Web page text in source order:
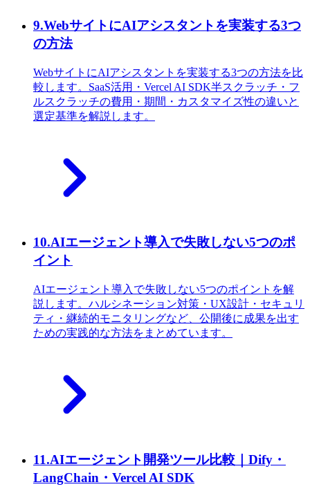
9.WebサイトにAIアシスタントを実装する3つ
の方法
WebサイトにAIアシスタントを実装する3つの方法を比
較します。SaaS活用・Vercel AI SDK半スクラッチ・フ
ルスクラッチの費用・期間・カスタマイズ性の違いと
選定基準を解説します。
10.AIエージェント導入で失敗しない5つのポ
イント
AIエージェント導入で失敗しない5つのポイントを解
説します。ハルシネーション対策・UX設計・セキュリ
ティ・継続的モニタリングなど、公開後に成果を出す
ための実践的な方法をまとめています。
11.AIエージェント開発ツール比較｜Dify・
LangChain・Vercel AI SDK